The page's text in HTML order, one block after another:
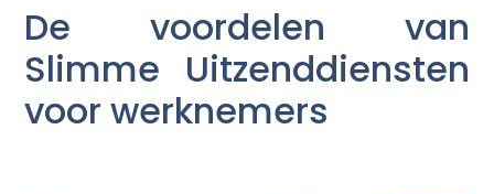
De voordelen van
Slimme Uitzenddiensten
voor werknemers